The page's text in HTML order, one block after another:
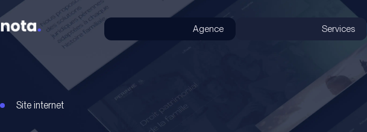
Agence Services
Site internet